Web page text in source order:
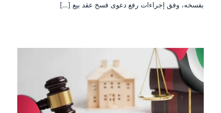
بفسخه، وفق إجراءات رفع دعوى فسخ عقد بيع […]